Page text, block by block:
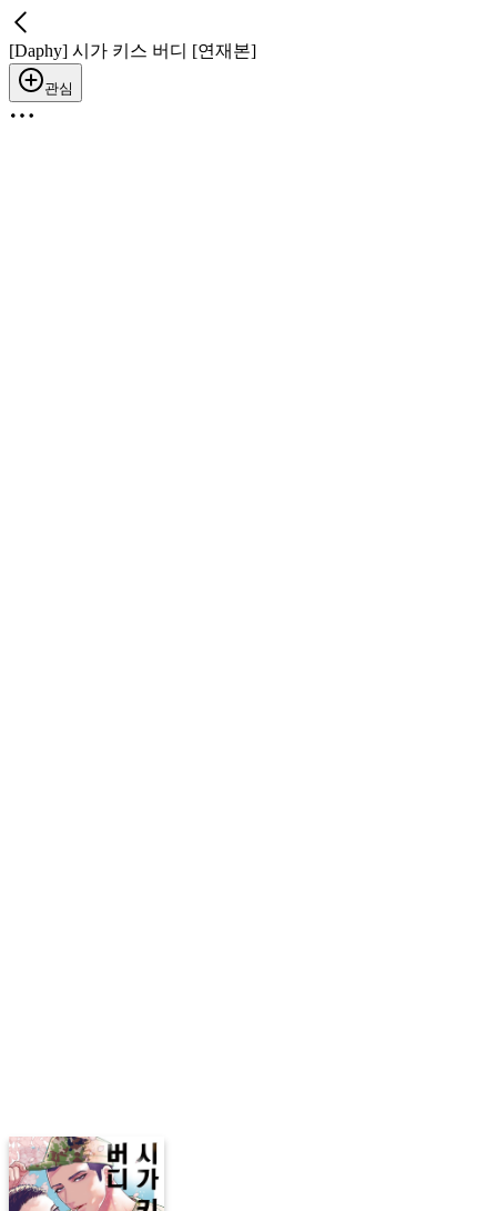
[Daphy] 시가 키스 버디 [연재본]
관심